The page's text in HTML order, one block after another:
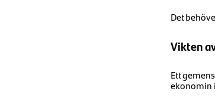
Det
Vikten
Ett
ekonomin